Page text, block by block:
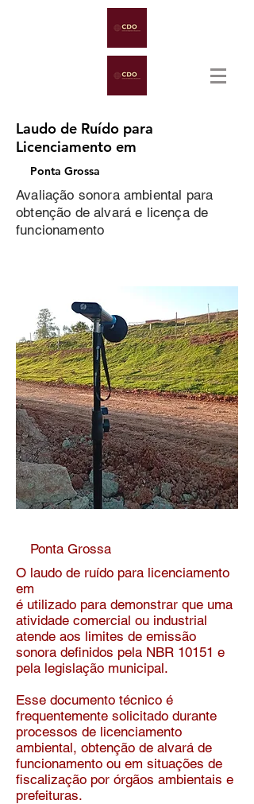
Laudo de Ruído para
Licenciamento em
Ponta Grossa
Avaliação sonora ambiental para
obtenção de alvará e licença de
funcionamento
Ponta Grossa
​O laudo de ruído para licenciamento
em
é utilizado para demonstrar que uma
atividade comercial ou industrial
atende aos limites de emissão
sonora definidos pela NBR 10151 e
pela legislação municipal.
Esse documento técnico é
frequentemente solicitado durante
processos de licenciamento
ambiental, obtenção de alvará de
funcionamento ou em situações de
fiscalização por órgãos ambientais e
prefeituras.